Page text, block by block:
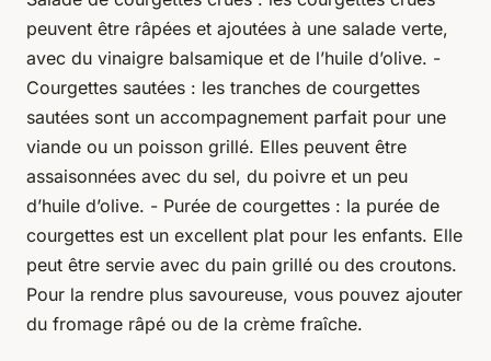
peuvent être râpées et ajoutées à une salade verte,
avec du vinaigre balsamique et de l’huile d’olive. -
Courgettes sautées : les tranches de courgettes
sautées sont un accompagnement parfait pour une
viande ou un poisson grillé. Elles peuvent être
assaisonnées avec du sel, du poivre et un peu
d’huile d’olive. - Purée de courgettes : la purée de
courgettes est un excellent plat pour les enfants. Elle
peut être servie avec du pain grillé ou des croutons.
Pour la rendre plus savoureuse, vous pouvez ajouter
du fromage râpé ou de la crème fraîche.